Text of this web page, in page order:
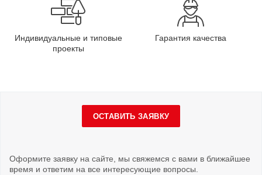
Индивидуальные и типовые
проекты
Гарантия качества
ОСТАВИТЬ ЗАЯВКУ
Оформите заявку на сайте, мы свяжемся с вами в ближайшее
время и ответим на все интересующие вопросы.